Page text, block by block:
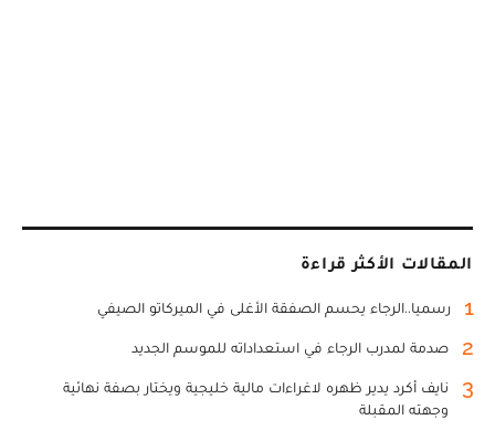
المقالات الأكثر قراءة
1 رسميا..الرجاء يحسم الصفقة الأغلى في الميركاتو الصيفي
2 صدمة لمدرب الرجاء في استعداداته للموسم الجديد
3
نايف أكرد يدير ظهره لاغراءات مالية خليجية ويختار بصفة نهائية
وجهته المقبلة